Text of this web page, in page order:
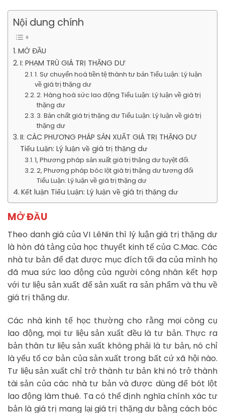
Nội dung chính
MỞ ĐẦU
I: PHẠM TRÙ GIÁ TRỊ THẶNG DƯ
1. Sự chuyển hoá tiền tệ thành tư bản Tiểu Luận: Lý luận
về giá trị thặng dư
2. Hàng hoá sức lao động Tiểu Luận: Lý luận về giá trị
thặng dư
3. Bản chất giá trị thặng dư Tiểu Luận: Lý luận về giá trị
thặng dư
II: CÁC PHƯƠNG PHÁP SẢN XUẤT GIÁ TRỊ THẶNG DƯ
Tiểu Luận: Lý luận về giá trị thặng dư
1, Phương pháp sản xuất giá trị thặng dư tuyệt đối.
2, Phương pháp bóc lột giá trị thặng dư tương đối
Tiểu Luận: Lý luận về giá trị thặng dư
Kết luận Tiểu Luận: Lý luận về giá trị thặng dư
MỞ ĐẦU
Theo danh giá của VI LêNin thì lý luận giá trị thặng dư
là hòn đá tảng của học thuyết kinh tế của C.Mac. Các
nhà tư bản để đạt được mục đích tối đa của mình họ
đã mua sức lao động của người công nhân kết hợp
với tư liệu sản xuất để sản xuất ra sản phẩm và thu về
giá trị thặng dư.
Các nhà kinh tế học thường cho rằng mọi công cụ
lao động, mọi tư liệu sản xuất đều là tư bản. Thực ra
bản thân tư liệu sản xuất không phải là tư bản, nó chỉ
là yếu tố cơ bản của sản xuất trong bất cứ xã hội nào.
Tư liệu sản xuất chỉ trở thành tư bản khi nó trở thành
tài sản của các nhà tư bản và được dùng để bót lột
lao động làm thuê. Ta có thể định nghĩa chính xác tư
bản là giá trị mang lại giá trị thặng dư bằng cách bóc